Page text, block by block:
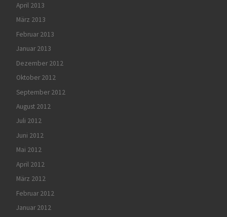
April 2013
März 2013
Februar 2013
Januar 2013
Dezember 2012
Oktober 2012
September 2012
August 2012
Juli 2012
Juni 2012
Mai 2012
April 2012
März 2012
Februar 2012
Januar 2012